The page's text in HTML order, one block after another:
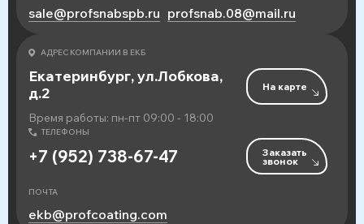
sale@profsnabspb.ru profsnab.08@mail.ru
АДРЕС КОМПАНИИ В ЕКБ
Екатеринбург, ул.Лобкова,
д.2
Время работы: пн-пт 09:00 - 18:00
На карте
ТЕЛЕФОНЫ
+7 (952) 738-67-47 Заказать
звонок
ПОЧТА
ekb@profcoating.com